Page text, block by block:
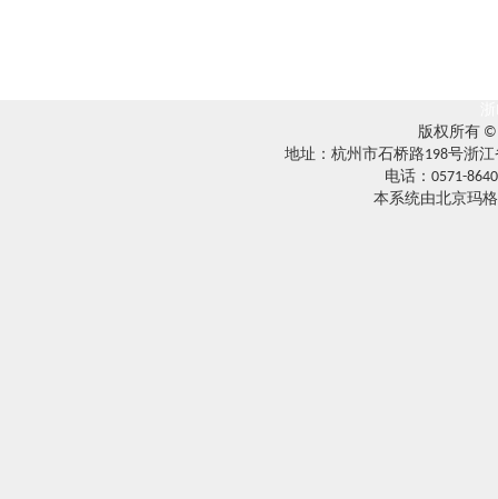
版权所有
地址：杭州市石桥路198号浙
电话：0571-
本系统由北京玛